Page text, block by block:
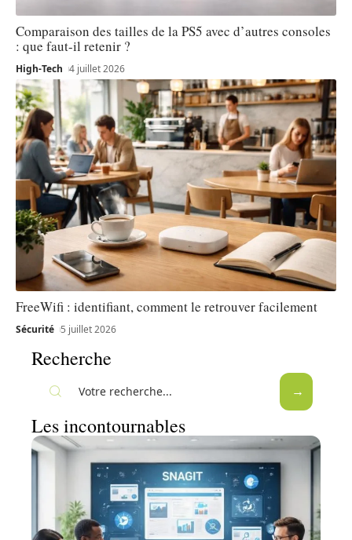
Comparaison des tailles de la PS5 avec d’autres consoles
: que faut-il retenir ?
High-Tech 4 juillet 2026
FreeWifi : identifiant, comment le retrouver facilement
Sécurité 5 juillet 2026
Recherche
Les incontournables